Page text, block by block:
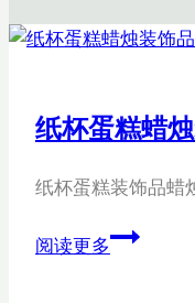
纸杯蛋糕蜡
纸杯蛋糕装饰品蜡
阅读更多纸